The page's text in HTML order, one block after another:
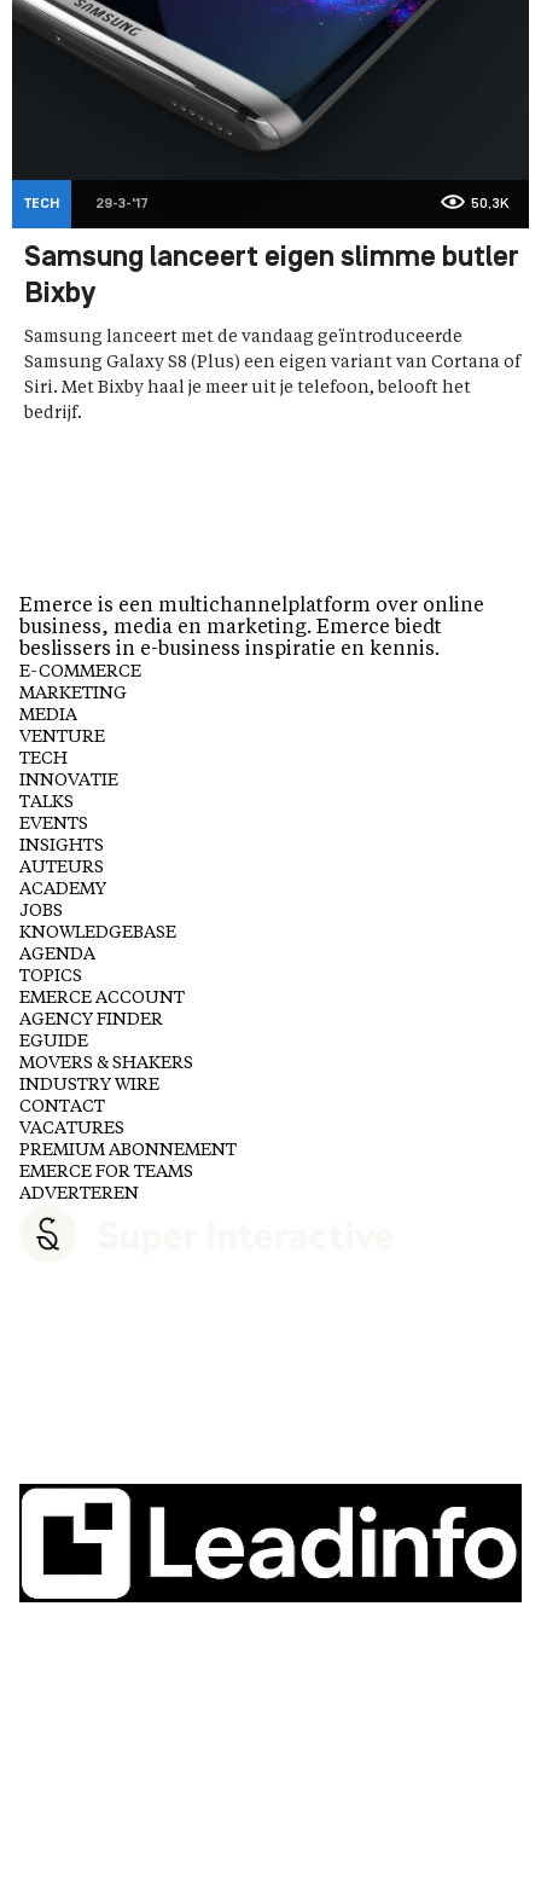
TECH 29-3-'17 50,3K
Samsung lanceert eigen slimme butler
Bixby
Samsung lanceert met de vandaag geïntroduceerde
Samsung Galaxy S8 (Plus) een eigen variant van Cortana of
Siri. Met Bixby haal je meer uit je telefoon, belooft het
bedrijf.
Emerce is een multichannelplatform over online
business, media en marketing. Emerce biedt
beslissers in e-business inspiratie en kennis.
E-COMMERCE
MARKETING
MEDIA
VENTURE
TECH
INNOVATIE
TALKS
EVENTS
INSIGHTS
AUTEURS
ACADEMY
JOBS
KNOWLEDGEBASE
AGENDA
TOPICS
EMERCE ACCOUNT
AGENCY FINDER
EGUIDE
MOVERS & SHAKERS
INDUSTRY WIRE
CONTACT
VACATURES
PREMIUM ABONNEMENT
EMERCE FOR TEAMS
ADVERTEREN